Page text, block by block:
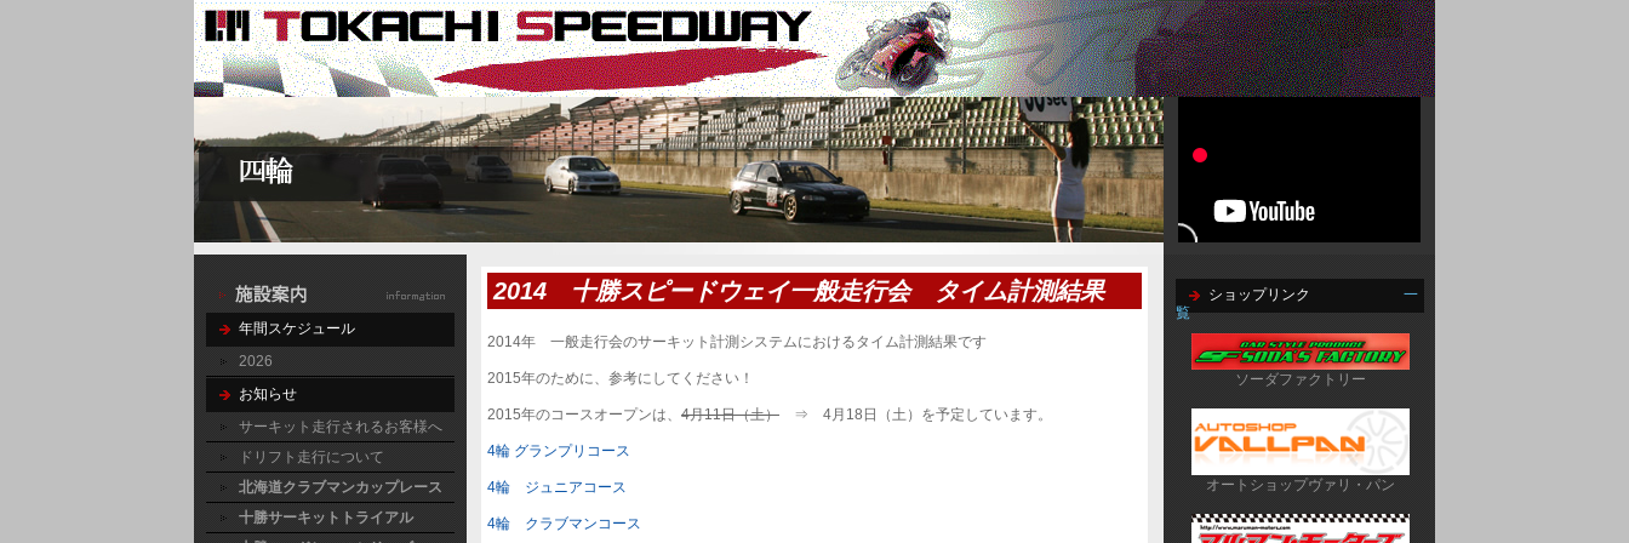
年間スケジュール
2026
お知らせ
サーキット走行されるお客様へ
ドリフト走行について
北海道クラブマンカップレース
十勝サーキットトライアル
2014 十勝スピードウェイ一般走行会 タイム計測結果
2014年 一般走行会のサーキット計測システムにおけるタイム計測結果です
2015年のために、参考にしてください！
2015年のコースオープンは、 4月11日（土） ⇒ 4月18日（土）を予定しています。
4輪 グランプリコース
4輪 ジュニアコース
4輪 クラブマンコース
ショップリンク
一
覧
ソーダファクトリー
オートショップヴァリ・パン